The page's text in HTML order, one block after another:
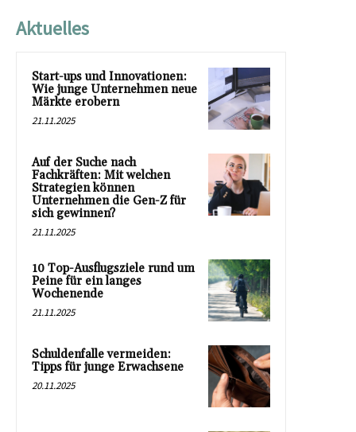
Aktuelles
Start-ups und Innovationen:
Wie junge Unternehmen neue
Märkte erobern
21.11.2025
Auf der Suche nach
Fachkräften: Mit welchen
Strategien können
Unternehmen die Gen-Z für
sich gewinnen?
21.11.2025
10 Top-Ausflugsziele rund um
Peine für ein langes
Wochenende
21.11.2025
Schuldenfalle vermeiden:
Tipps für junge Erwachsene
20.11.2025